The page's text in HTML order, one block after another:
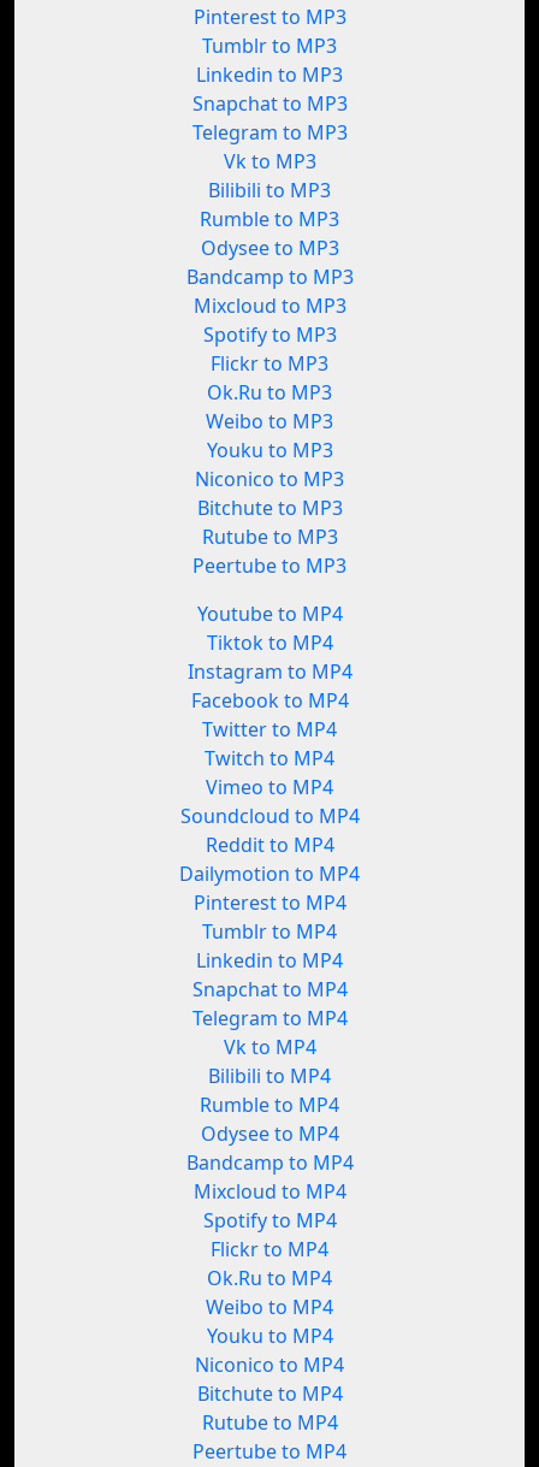
Pinterest to MP3
Tumblr to MP3
Linkedin to MP3
Snapchat to MP3
Telegram to MP3
Vk to MP3
Bilibili to MP3
Rumble to MP3
Odysee to MP3
Bandcamp to MP3
Mixcloud to MP3
Spotify to MP3
Flickr to MP3
Ok.Ru to MP3
Weibo to MP3
Youku to MP3
Niconico to MP3
Bitchute to MP3
Rutube to MP3
Peertube to MP3
Youtube to MP4
Tiktok to MP4
Instagram to MP4
Facebook to MP4
Twitter to MP4
Twitch to MP4
Vimeo to MP4
Soundcloud to MP4
Reddit to MP4
Dailymotion to MP4
Pinterest to MP4
Tumblr to MP4
Linkedin to MP4
Snapchat to MP4
Telegram to MP4
Vk to MP4
Bilibili to MP4
Rumble to MP4
Odysee to MP4
Bandcamp to MP4
Mixcloud to MP4
Spotify to MP4
Flickr to MP4
Ok.Ru to MP4
Weibo to MP4
Youku to MP4
Niconico to MP4
Bitchute to MP4
Rutube to MP4
Peertube to MP4